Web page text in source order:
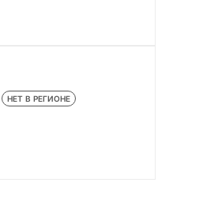
НЕТ В РЕГИОНЕ